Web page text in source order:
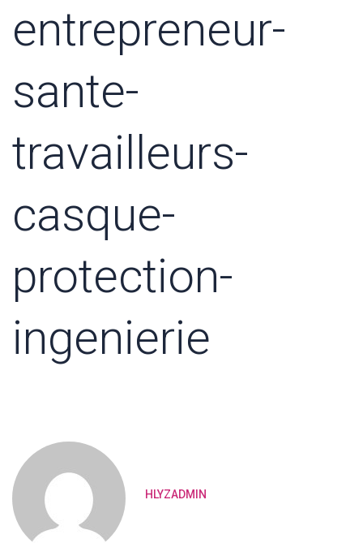
entrepreneur-
sante-
travailleurs-
casque-
protection-
ingenierie
HLYZADMIN